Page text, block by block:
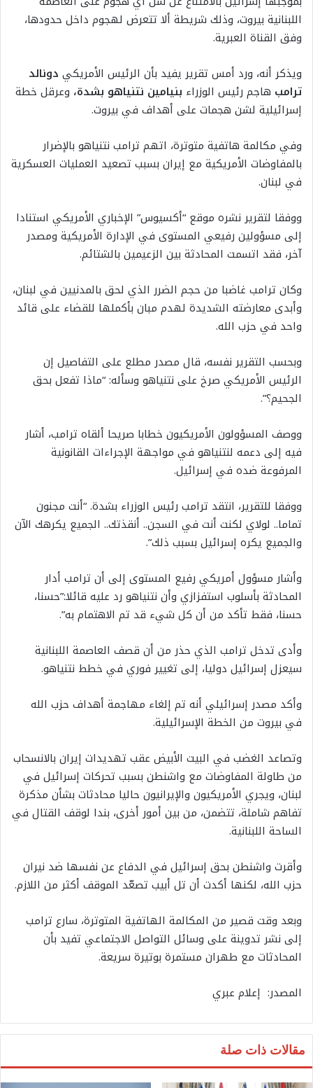
اللبنانية بيروت، وذلك شريطة ألا تتعرض لهجوم داخل حدودها،
وفق القناة العبرية.
ويذكر أنه، ورد أمس تقرير يفيد بأن الرئيس الأمريكي دونالد
ترامب هاجم رئيس الوزراء بنيامين نتنياهو بشدة، وعرقل خطة
إسرائيلية لشن هجمات على أهداف في بيروت.
وفي مكالمة هاتفية متوترة، اتهم ترامب نتنياهو بالإضرار
بالمفاوضات الأمريكية مع إيران بسبب تصعيد العمليات العسكرية
في لبنان.
ووفقا لتقرير نشره موقع “أكسيوس” الإخباري الأمريكي استنادا
إلى مسؤولين رفيعي المستوى في الإدارة الأمريكية ومصدر
آخر، فقد اتسمت المحادثة بين الزعيمين بالشتائم.
وكان ترامب غاضبا من حجم الضرر الذي لحق بالمدنيين في لبنان،
وأبدى معارضته الشديدة لهدم مبان بأكملها للقضاء على قائد
واحد في حزب الله.
وبحسب التقرير نفسه، قال مصدر مطلع على التفاصيل إن
الرئيس الأمريكي صرخ على نتنياهو وسأله: “ماذا تفعل بحق
الجحيم؟”.
ووصف المسؤولون الأمريكيون خطابا صريحا ألقاه ترامب، أشار
فيه إلى دعمه لنتنياهو في مواجهة الإجراءات القانونية
المرفوعة ضده في إسرائيل.
ووفقا للتقرير، انتقد ترامب رئيس الوزراء بشدة. “أنت مجنون
تماما.. لولاي لكنت أنت في السجن.. أنقذتك.. الجميع يكرهك الآن
والجميع يكره إسرائيل بسبب ذلك”.
وأشار مسؤول أمريكي رفيع المستوى إلى أن ترامب أدار
المحادثة بأسلوب استفزازي وأن نتنياهو رد عليه قائلا:”حسنا،
حسنا، فقط تأكد من أن كل شيء قد تم الاهتمام به”.
وأدى تدخل ترامب الذي حذر من أن قصف العاصمة اللبنانية
سيعزل إسرائيل دوليا، إلى تغيير فوري في خطط نتنياهو.
وأكد مصدر إسرائيلي أنه تم إلغاء مهاجمة أهداف حزب الله
في بيروت من الخطة الإسرائيلية.
وتصاعد الغضب في البيت الأبيض عقب تهديدات إيران بالانسحاب
من طاولة المفاوضات مع واشنطن بسبب تحركات إسرائيل في
لبنان، ويجري الأمريكيون والإيرانيون حاليا محادثات بشأن مذكرة
تفاهم شاملة، تتضمن، من بين أمور أخرى، بندا لوقف القتال في
الساحة اللبنانية.
وأقرت واشنطن بحق إسرائيل في الدفاع عن نفسها ضد نيران
حزب الله، لكنها أكدت أن تل أبيب تصعّد الموقف أكثر من اللازم.
وبعد وقت قصير من المكالمة الهاتفية المتوترة، سارع ترامب
إلى نشر تدوينة على وسائل التواصل الاجتماعي تفيد بأن
المحادثات مع طهران مستمرة بوتيرة سريعة.
المصدر: إعلام عبري
مقالات ذات صلة